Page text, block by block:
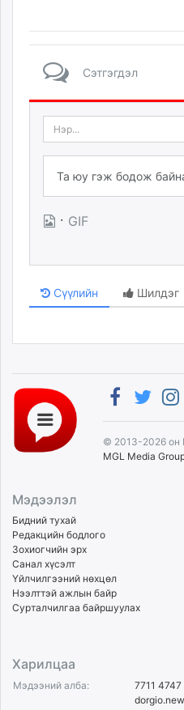
Сэтгэгдэл
· GIF
Сүүлийн Шилдэг
© 2013-2026 он
MGL Media
Мэдээлэл
Бидний тухай
Редакцийн бодлого
Зохиогчийн эрх
Санал хүсэлт
Үйлчилгээний нөхцөл
Нээлттэй ажлын байр
Сурталчилгаа байршуулах
Харилцаа
Мэдээний алба:
7711 4747